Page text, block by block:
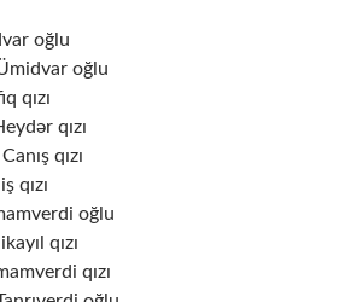
oğlu
oğlu
qızı
qızı
qızı
qızı
oğlu
qızı
qızı